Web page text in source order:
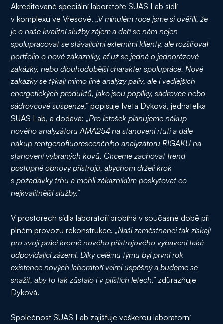
Akreditované speciální laboratoře SUAS Lab sídlí
v komplexu ve Vřesové.„V minulém roce jsme si ověřili, že
je o naše kvalitní služby zájem a daří se nám nejen
spolupracovat se stávajícími externími klienty, ale rozšiřovat
portfolio o nové zákazníky, ať už se jedná o jednorázové
zakázky, nebo dlouhodobější charakter spolupráce. Nové
zakázky se týkají mimo jiné analýzy paliv, ale i vedlejších
energetických produktů, jako jsou popílky, sádrovce nebo
sádrovcové suspenze,“popisuje Iveta Dyková, jednatelka
SUAS Lab, a dodává:„Pro letošek plánujeme nákup
nového analyzátoru AMA254 na stanovení rtuti a dále
nákup rentgenofluorescenčního analyzátoru RIGAKU na
stanovení vybraných kovů. Chceme zachovat trend
postupné obnovy přístrojů, abychom drželi krok
s požadavky trhu a mohli zákazníkům poskytovat co
nejkvalitnější služby.“
V prostorech sídla laboratoří probíhá v současné době při
plném provozu rekonstrukce.„Naši zaměstnanci tak získají
pro svoji práci kromě nového přístrojového vybavení také
odpovídající zázemí. Díky celému týmu byl první rok
existence nových laboratoří velmi úspěšný a budeme se
snažit, aby to tak zůstalo i v příštích letech,“zdůrazňuje
Dyková.
Společnost SUAS Lab zajišťuje veškerou laboratorní